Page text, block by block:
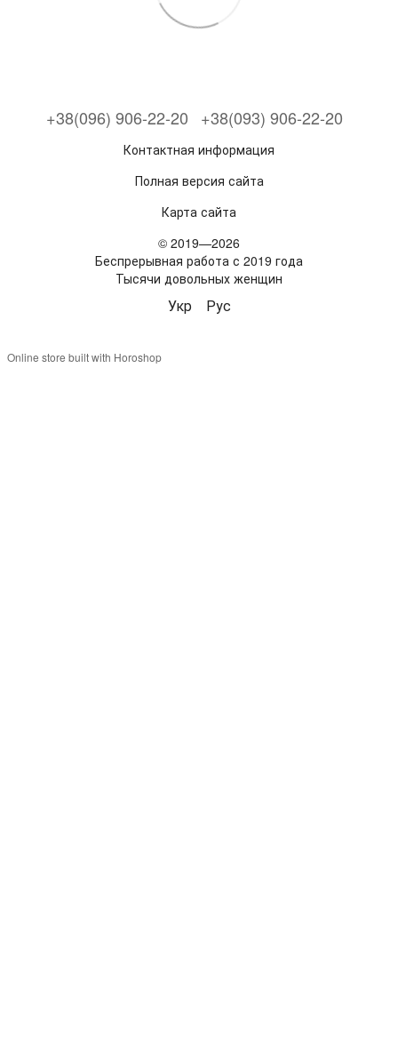
+38(096) 906-22-20 +38(093) 906-22-20
Контактная информация
Полная версия сайта
Карта сайта
© 2019—2026
Беспрерывная работа с 2019 года
Тысячи довольных женщин
Укр Рус
Online store built with Horoshop